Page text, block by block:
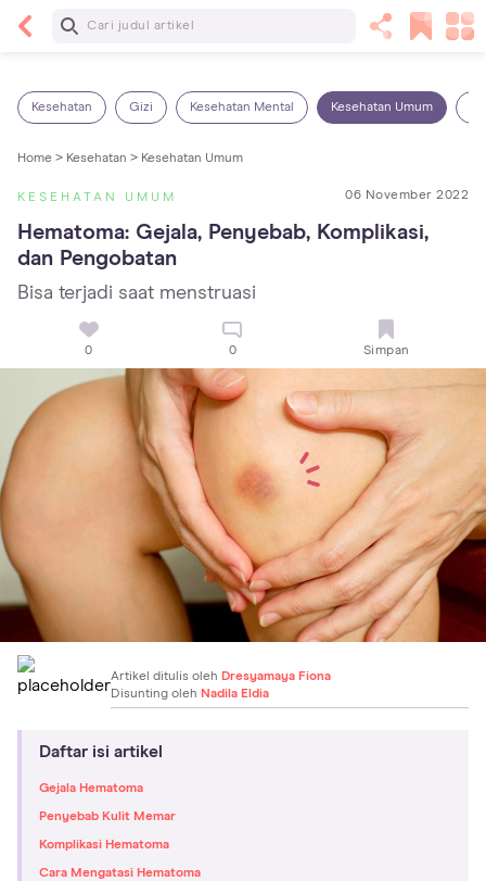
Baca Selanjutnya
Kesehatan Gizi Kesehatan Mental Kesehatan Umum
Home > Kesehatan > Kesehatan Umum
KESEHATAN UMUM 06 November 2022
Hematoma: Gejala, Penyebab, Komplikasi,
dan Pengobatan
Bisa terjadi saat menstruasi
0 0 Simpan
Artikel ditulis oleh Dresyamaya Fiona
Disunting oleh Nadila Eldia
Daftar isi artikel
Gejala Hematoma
Penyebab Kulit Memar
Komplikasi Hematoma
Cara Mengatasi Hematoma